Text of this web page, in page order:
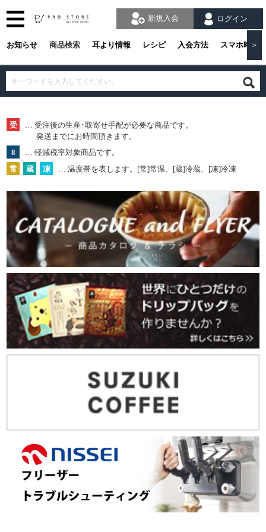
お知らせ 商品検索 耳より情報 レシピ 入会方法 スマホ時の
＞
ログイン
新規入会
受
… 受注後の生産･取寄せ手配が必要な商品です。
発送までにお時間頂きます。
8
… 軽減税率対象商品です。
常
蔵 凍 … 温度帯を表します。[常]常温、[蔵]冷蔵、[凍]冷凍